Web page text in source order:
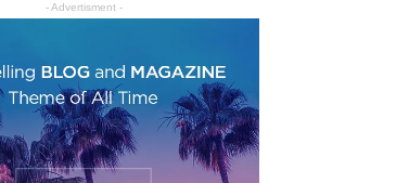
- Advertisment -